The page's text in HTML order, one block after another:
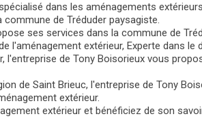
dans les aménagements
de Tréduder paysagiste.
ses services dans la commune de
l'aménagement extérieur, Experte dans le
l'entreprise de Tony Boisorieux vous
de Saint Brieuc, l'entreprise de Tony
extérieur.
extérieur et bénéficiez de son